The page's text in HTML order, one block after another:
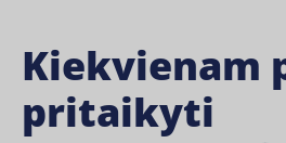
Kiekvienam
pritaikyti